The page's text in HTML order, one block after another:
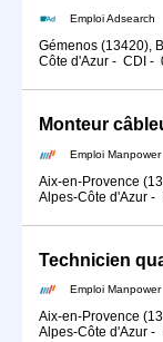
Emploi Adsearch
Gémenos (13420),
Côte d'Azur - CDI -
Monteur
Emploi Manpower
Aix-en-Provence
Alpes-Côte d'Azur -
Technicien
Emploi Manpower
Aix-en-Provence
Alpes-Côte d'Azur -